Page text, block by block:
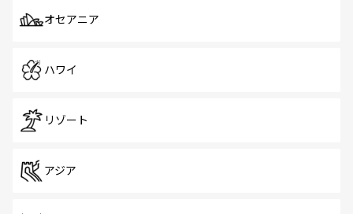
オセアニア
ハワイ
リゾート
アジア